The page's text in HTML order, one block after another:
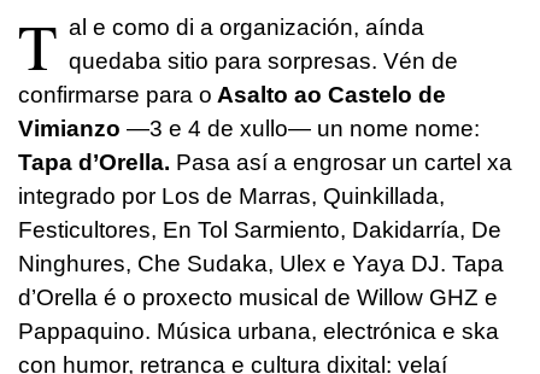
T al e como di a organización, aínda
quedaba sitio para sorpresas. Vén de
confirmarse para o Asalto ao Castelo de
Vimianzo —3 e 4 de xullo— un nome nome:
Tapa d’Orella. Pasa así a engrosar un cartel xa
integrado por Los de Marras, Quinkillada,
Festicultores, En Tol Sarmiento, Dakidarría, De
Ninghures, Che Sudaka, Ulex e Yaya DJ. Tapa
d’Orella é o proxecto musical de Willow GHZ e
Pappaquino. Música urbana, electrónica e ska
con humor, retranca e cultura dixital: velaí